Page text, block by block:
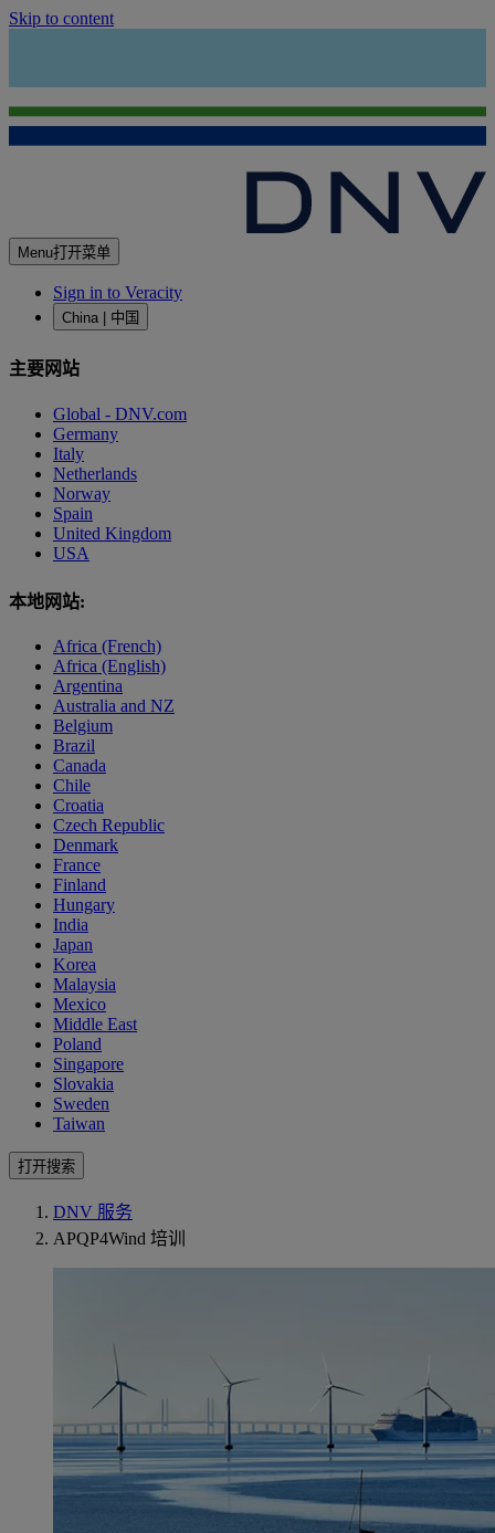
Skip to content
Menu打开菜单
Sign in to Veracity
China | 中国
主要网站
Global - DNV.com
Germany
Italy
Netherlands
Norway
Spain
United Kingdom
USA
本地网站:
Africa (French)
Africa (English)
Argentina
Australia and NZ
Belgium
Brazil
Canada
Chile
Croatia
Czech Republic
Denmark
France
Finland
Hungary
India
Japan
Korea
Malaysia
Mexico
Middle East
Poland
Singapore
Slovakia
Sweden
Taiwan
打开搜索
DNV 服务
APQP4Wind 培训